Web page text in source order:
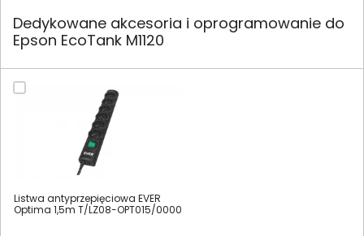
Dedykowane akcesoria i oprogramowanie do
Epson EcoTank M1120
Listwa antyprzepięciowa EVER
Optima 1,5m T/LZ08-OPT015/0000